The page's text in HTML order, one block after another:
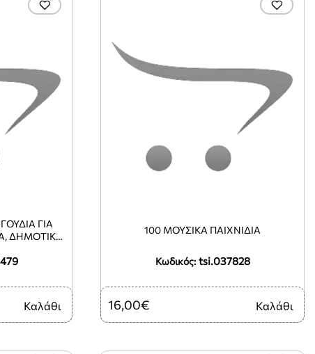
ΓΙΑ
ΔΗΜΟΤΙΚΑ
Καλάθι
Κωδικός: tsi.037828
100 ΜΟΥΣΙΚΑ ΠΑΙΧΝΙΔΙΑ
16,00€ Καλάθι